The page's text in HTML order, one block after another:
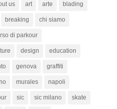
us art arte blading
breaking chi siamo
di parkour
design education
genova graffiti
murales napoli
sic sic milano skate